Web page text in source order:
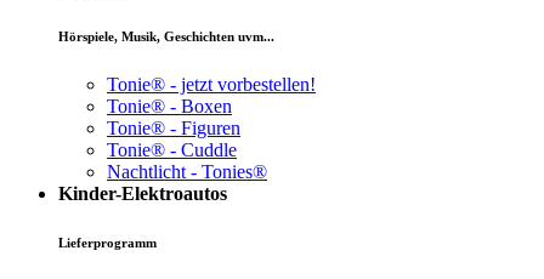
Hörspiele, Musik, Geschichten uvm...
Tonie® - jetzt vorbestellen!
Tonie® - Boxen
Tonie® - Figuren
Tonie® - Cuddle
Nachtlicht - Tonies®
Kinder-Elektroautos
Lieferprogramm